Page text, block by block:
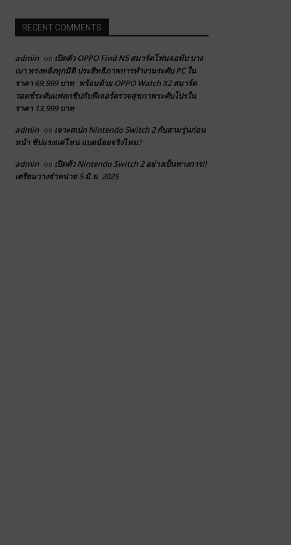
RECENT COMMENTS
admin on เปิดตัว OPPO Find N5 สมาร์ตโฟนจอพับ บาง
เบา ทรงพลังทุกมิติ ประสิทธิภาพการทำงานระดับ PC ใน
ราคา 69,999 บาท พร้อมด้วย OPPO Watch X2 สมาร์ต
วอตช์ระดับแฟลกชิปกับฟีเจอร์ตรวจสุขภาพระดับโปรใน
ราคา 13,999 บาท
admin on เจาะสเปก Nintendo Switch 2 กับสามรุ่นก่อน
หน้า ชิปแรงแค่ไหน แบตน้อยจริงไหม?
admin on เปิดตัว Nintendo Switch 2 อย่างเป็นทางการ!!
เตรียมวางจำหน่าย 5 มิ.ย. 2025